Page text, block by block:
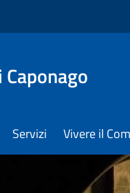
Servizi Vivere il